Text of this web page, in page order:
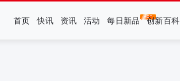
首页 快讯 资讯 活动 每日新品 创新百科